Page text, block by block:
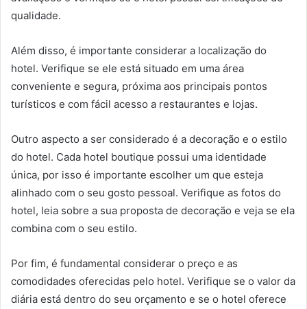
qualidade.
Além disso, é importante considerar a localização do
hotel. Verifique se ele está situado em uma área
conveniente e segura, próxima aos principais pontos
turísticos e com fácil acesso a restaurantes e lojas.
Outro aspecto a ser considerado é a decoração e o estilo
do hotel. Cada hotel boutique possui uma identidade
única, por isso é importante escolher um que esteja
alinhado com o seu gosto pessoal. Verifique as fotos do
hotel, leia sobre a sua proposta de decoração e veja se ela
combina com o seu estilo.
Por fim, é fundamental considerar o preço e as
comodidades oferecidas pelo hotel. Verifique se o valor da
diária está dentro do seu orçamento e se o hotel oferece